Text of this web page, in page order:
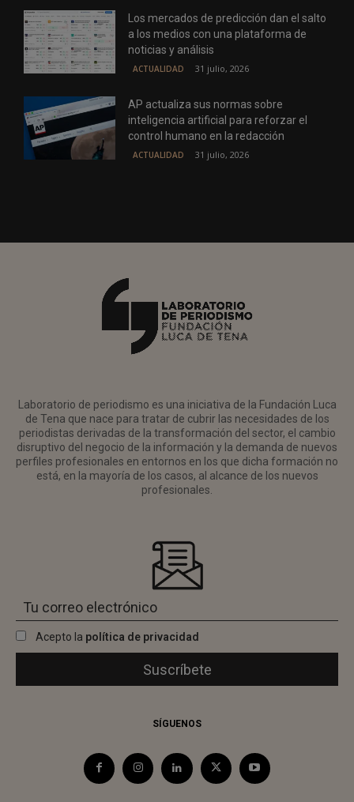
Los mercados de predicción dan el salto
a los medios con una plataforma de
noticias y análisis
ACTUALIDAD 31 julio, 2026
AP actualiza sus normas sobre
inteligencia artificial para reforzar el
control humano en la redacción
ACTUALIDAD 31 julio, 2026
Laboratorio de periodismo es una iniciativa de la Fundación Luca
de Tena que nace para tratar de cubrir las necesidades de los
periodistas derivadas de la transformación del sector, el cambio
disruptivo del negocio de la información y la demanda de nuevos
perfiles profesionales en entornos en los que dicha formación no
está, en la mayoría de los casos, al alcance de los nuevos
profesionales.
Acepto la política de privacidad
SÍGUENOS